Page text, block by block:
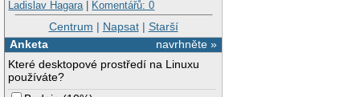
Ladislav Hagara| Komentářů: 0
Centrum | Napsat| Starší
navrhněte »
Anketa
Které desktopové prostředí na Linuxu
používáte?